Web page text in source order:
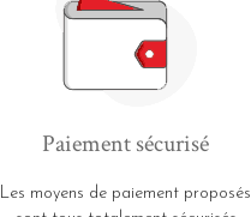
Paiement sécurisé
Les moyens de paiement proposés